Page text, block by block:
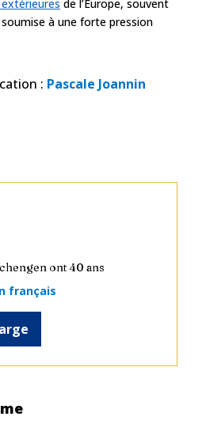
de l’Europe, souvent
à une forte pression
: Pascale Joannin
ont 40 ans
français